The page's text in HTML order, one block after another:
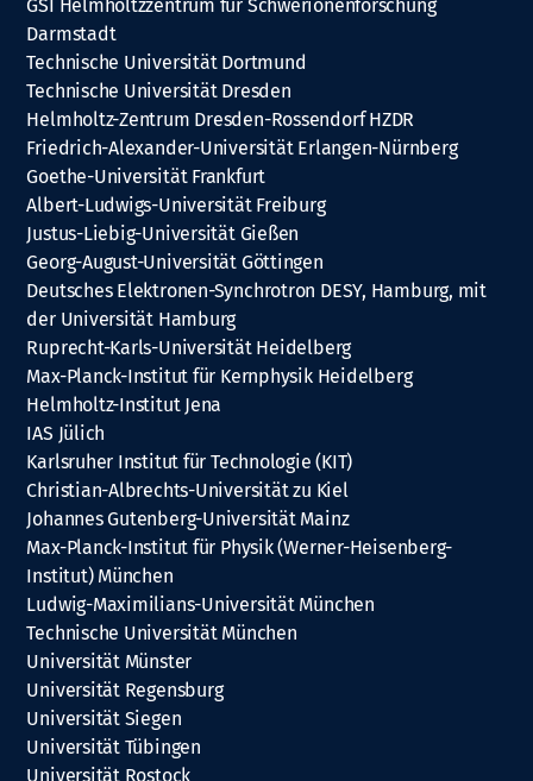
GSI Helmholtzzentrum für Schwerionenforschung
Darmstadt
Technische Universität Dortmund
Technische Universität Dresden
Helmholtz-Zentrum Dresden-Rossendorf HZDR
Friedrich-Alexander-Universität Erlangen-Nürnberg
Goethe-Universität Frankfurt
Albert-Ludwigs-Universität Freiburg
Justus-Liebig-Universität Gießen
Georg-August-Universität Göttingen
Deutsches Elektronen-Synchrotron DESY, Hamburg, mit
der Universität Hamburg
Ruprecht-Karls-Universität Heidelberg
Max-Planck-Institut für Kernphysik Heidelberg
Helmholtz-Institut Jena
IAS Jülich
Karlsruher Institut für Technologie (KIT)
Christian-Albrechts-Universität zu Kiel
Johannes Gutenberg-Universität Mainz
Max-Planck-Institut für Physik (Werner-Heisenberg-
Institut) München
Ludwig-Maximilians-Universität München
Technische Universität München
Universität Münster
Universität Regensburg
Universität Siegen
Universität Tübingen
Universität Rostock